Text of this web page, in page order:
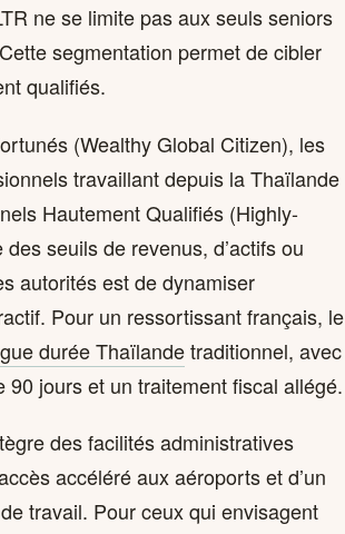
ne se limite pas aux seuls seniors
segmentation permet de cibler
qualifiés.
(Wealthy Global Citizen), les
travaillant depuis la Thaïlande
Hautement Qualifiés (Highly-
seuils de revenus, d’actifs ou
autorités est de dynamiser
Pour un ressortissant français, le
durée Thaïlandetraditionnel, avec
jours et un traitement fiscal allégé.
des facilités administratives
accéléré aux aéroports et d’un
travail. Pour ceux qui envisagent